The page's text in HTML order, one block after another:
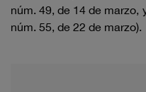
núm. 49, de 14 de marzo,
núm. 55, de 22 de marzo).